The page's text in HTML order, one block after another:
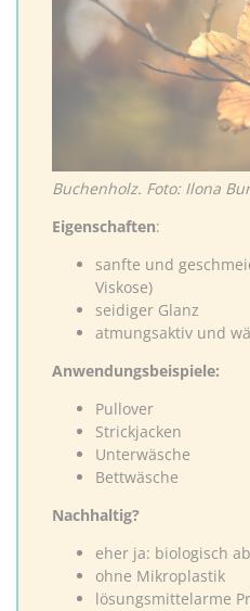
Buchenholz. Foto: Ilona
Eigenschaften:
sanfte und
Viskose)
seidiger Glanz
atmungsaktiv und
Anwendungsbeispiele:
Pullover
Strickjacken
Unterwäsche
Bettwäsche
Nachhaltig?
eher ja: biologisch
ohne Mikroplastik
lösungsmittelarme